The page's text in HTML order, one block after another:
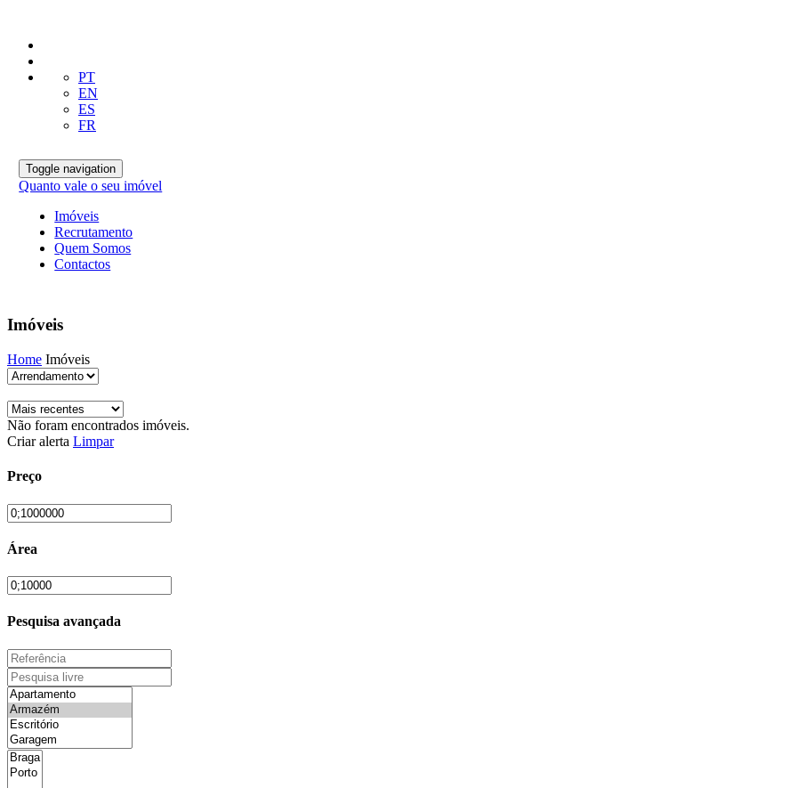
PT
EN
ES
FR
Toggle navigation
Quanto vale o seu imóvel
Imóveis
Recrutamento
Quem Somos
Contactos
Imóveis
Home Imóveis
Não foram encontrados imóveis.
Criar alerta Limpar
Preço
Área
Pesquisa avançada